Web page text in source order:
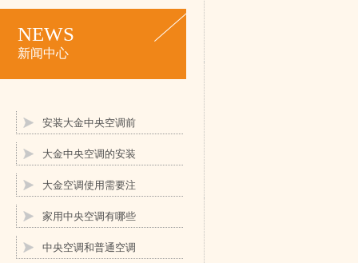
NEWS
新闻中心
安装大金中央空调前
大金中央空调的安装
大金空调使用需要注
家用中央空调有哪些
中央空调和普通空调